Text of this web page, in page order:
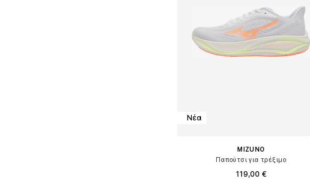
Νέα
MIZUNO
Παπούτσι για τρέξιμο
119,00 €